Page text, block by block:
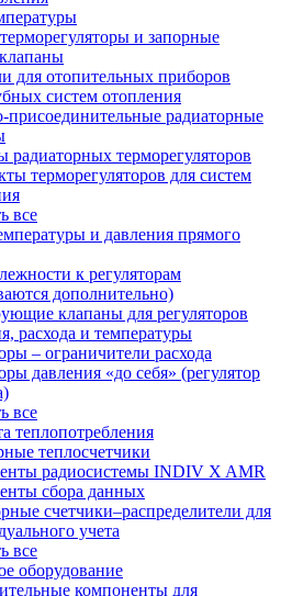
и запорные
для отопительных приборов
систем отопления
присоединительные радиаторные
радиаторных терморегуляторов
терморегуляторов для систем
все
и давления прямого
к регуляторам
дополнительно)
клапаны для регуляторов
расхода и температуры
– ограничители расхода
давления «до себя» (регулятор
все
теплопотребления
теплосчетчики
радиосистемы INDIV X AMR
сбора данных
счетчики–распределители для
учета
все
оборудование
компоненты для